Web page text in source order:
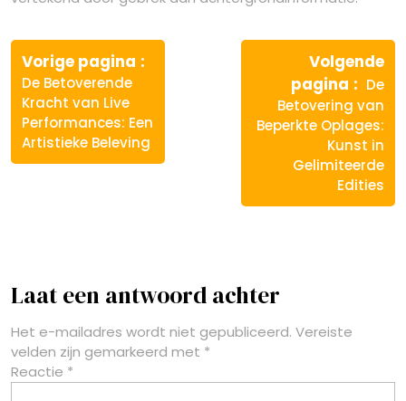
Berichtnavigatie
Vorige pagina
De Betoverende
Kracht van Live
Performances: Een
Artistieke Beleving
Volgende
pagina
De
Betovering van
Beperkte Oplages:
Kunst in
Gelimiteerde
Edities
Laat een antwoord achter
Het e-mailadres wordt niet gepubliceerd. Vereiste
velden zijn gemarkeerd met *
Reactie *